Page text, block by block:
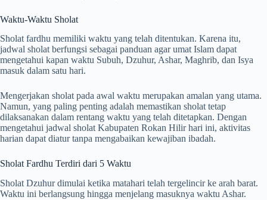
Waktu-Waktu Sholat
Sholat fardhu memiliki waktu yang telah ditentukan. Karena itu,
jadwal sholat berfungsi sebagai panduan agar umat Islam dapat
mengetahui kapan waktu Subuh, Dzuhur, Ashar, Maghrib, dan Isya
masuk dalam satu hari.
Mengerjakan sholat pada awal waktu merupakan amalan yang utama.
Namun, yang paling penting adalah memastikan sholat tetap
dilaksanakan dalam rentang waktu yang telah ditetapkan. Dengan
mengetahui jadwal sholat Kabupaten Rokan Hilir hari ini, aktivitas
harian dapat diatur tanpa mengabaikan kewajiban ibadah.
Sholat Fardhu Terdiri dari 5 Waktu
Sholat Dzuhur dimulai ketika matahari telah tergelincir ke arah barat.
Waktu ini berlangsung hingga menjelang masuknya waktu Ashar.